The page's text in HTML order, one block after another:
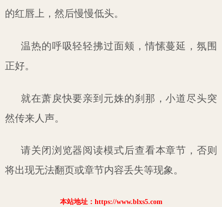
的红唇上，然后慢慢低头。
温热的呼吸轻轻拂过面颊，情愫蔓延，氛围
正好。
就在萧戾快要亲到元姝的刹那，小道尽头突
然传来人声。
请关闭浏览器阅读模式后查看本章节，否则
将出现无法翻页或章节内容丢失等现象。
本站地址：https://www.blxs5.com